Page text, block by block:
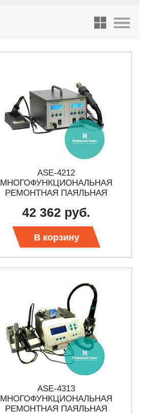
ASE-4212
МНОГОФУНКЦИОНАЛЬНАЯ
РЕМОНТНАЯ ПАЯЛЬНАЯ
42 362 руб.
В корзину
ASE-4313
МНОГОФУНКЦИОНАЛЬНАЯ
РЕМОНТНАЯ ПАЯЛЬНАЯ